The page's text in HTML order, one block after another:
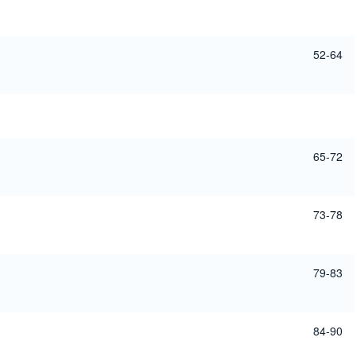
52-64
65-72
73-78
79-83
84-90